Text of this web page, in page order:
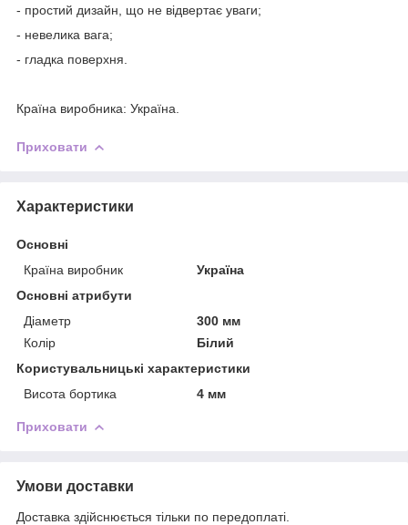
- простий дизайн, що не відвертає уваги;
- невелика вага;
- гладка поверхня.
Країна виробника: Україна.
Приховати
Характеристики
Основні
Країна виробник
Україна
Основні атрибути
Діаметр
300 мм
Колір
Білий
Користувальницькі характеристики
Висота бортика
4 мм
Приховати
Умови доставки
Доставка здійснюється тільки по передоплаті.